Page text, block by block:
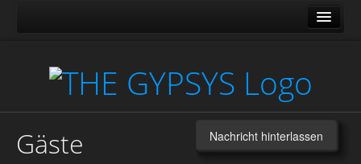
Über uns
Tour
Gäste Nachricht hinterlassen